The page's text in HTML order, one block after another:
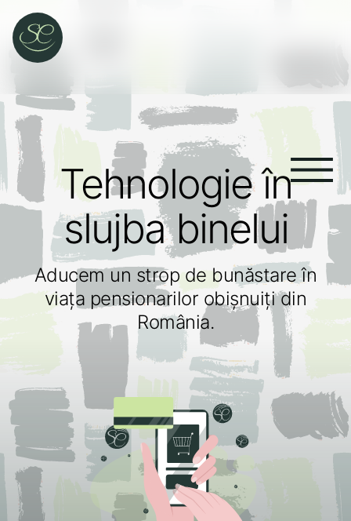
Tehnologie în
slujba binelui
Aducem un strop de bunăstare în
viața pensionarilor obișnuiți din
România.